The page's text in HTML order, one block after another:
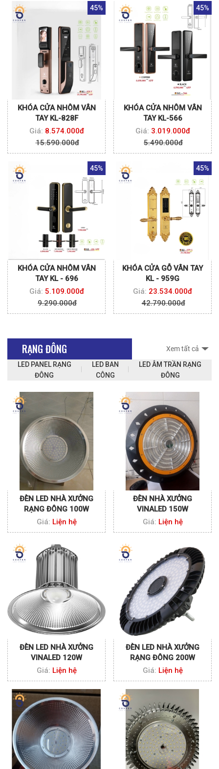
45%
KHÓA CỬA NHÔM VÂN
TAY KL-828F
Giá: 8.574.000đ
15.590.000đ
45%
KHÓA CỬA NHÔM VÂN
TAY KL-566
Giá: 3.019.000đ
5.490.000đ
45%
KHÓA CỬA NHÔM VÂN
TAY KL - 696
Giá: 5.109.000đ
9.290.000đ
45%
KHÓA CỬA GỖ VÂN TAY
KL - 959G
Giá: 23.534.000đ
42.790.000đ
RẠNG ĐÔNG
LED PANEL RẠNG
ĐÔNG
LED BAN
CÔNG
LED ÂM TRẦN RẠNG
ĐÔNG
Xem tất cả
ĐÈN LED NHÀ XƯỞNG
RẠNG ĐÔNG 100W
Giá: Liện hệ
ĐÈN NHÀ XƯỞNG
VINALED 150W
Giá: Liện hệ
ĐÈN LED NHÀ XƯỞNG
VINALED 120W
Giá: Liện hệ
ĐÈN LED NHÀ XƯỞNG
RẠNG ĐÔNG 200W
Giá: Liện hệ